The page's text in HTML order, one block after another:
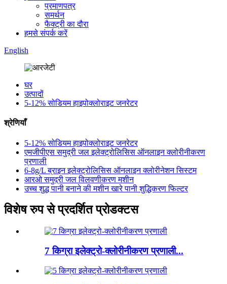
प्रमाणपत्र
समर्थन
फैक्ट्री का दौरा
हमसे संपर्क करें
English
घर
उत्पादों
5-12% सोडियम हाइपोक्लोराइट जनरेटर
श्रेणियाँ
5-12% सोडियम हाइपोक्लोराइट जनरेटर
एमजीपीएस समुद्री जल इलेक्ट्रोलिसिस ऑनलाइन क्लोरीनीकरण
प्रणाली
6-8g/L ब्राइन इलेक्ट्रोलिसिस ऑनलाइन क्लोरीनेशन सिस्टम
आरओ समुद्री जल विलवणीकरण मशीन
उच्च शुद्ध पानी बनाने की मशीन खारे पानी शुद्धिकरण फिल्टर
विशेष रुप से प्रदर्शित प्रोडक्टस
7 किग्रा इलेक्ट्रो-क्लोरीनीकरण प्रणाली...